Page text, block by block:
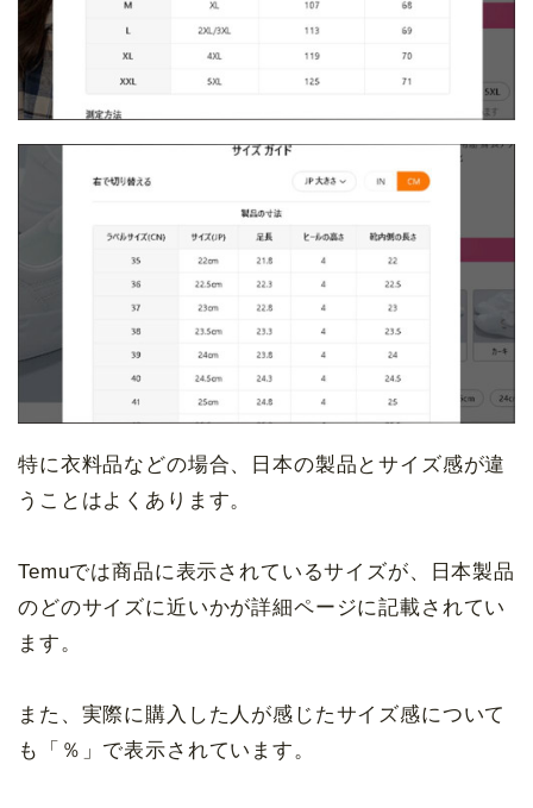
特に衣料品などの場合、日本の製品とサイズ感が違
うことはよくあります。
Temuでは商品に表示されているサイズが、日本製品
のどのサイズに近いかが詳細ページに記載されてい
ます。
また、実際に購入した人が感じたサイズ感について
も「％」で表示されています。